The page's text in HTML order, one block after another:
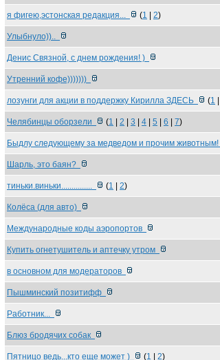
я фигею,эстонская редакция... (1 2)
Улыбнуло))..
Денис Связной, с днем рождения! )
Утренний кофе)))))))
лозунги для акции в поддержку Кирилла ЗДЕСЬ (1
Челябинцы оборзели (1 2 3 4 5 6 7)
Быдлу следующему за медведом и прочим животным!
Шарль, это баян?
тиньки.виньки............... (1 2)
Колёса (для авто)
Международные коды аэропортов
Купить огнетушитель и аптечку утром
в основном для модераторов
Пышминский позитифф
Работник...
Блюз бродячих собак
Пятницо ведь...кто еще может ) (1 2)